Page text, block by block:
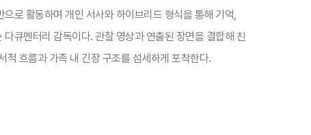
로 활동하며 개인 서사와 하이브리드 형식을 통해 기억,
큐멘터리 감독이다. 관찰 영상과 연출된 장면을 결합해 친
적 흐름과 가족 내 긴장 구조를 섬세하게 포착한다.